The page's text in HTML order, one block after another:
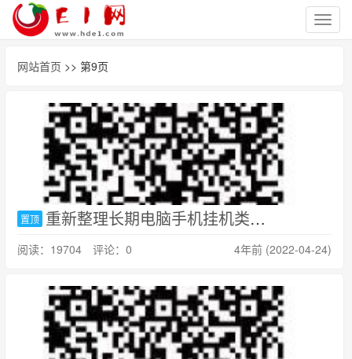
切
换
网站首页 >> 第9页
置顶 重新整理长期电脑手机挂机类项目，日40元左右，可拓展
阅读：19704 评论：0 4年前 (2022-04-24)